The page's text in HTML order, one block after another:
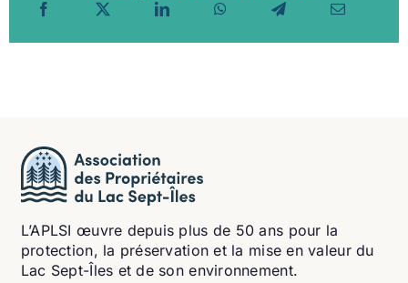
L’APLSI œuvre depuis plus de 50 ans pour la
protection, la préservation et la mise en valeur du
Lac Sept-Îles et de son environnement.